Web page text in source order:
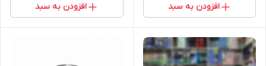
افزودن به سبد افزودن به سبد